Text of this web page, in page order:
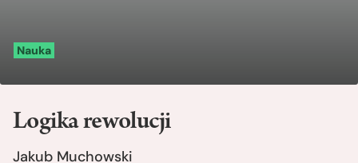
Nauka
Logika rewolucji
Jakub Muchowski